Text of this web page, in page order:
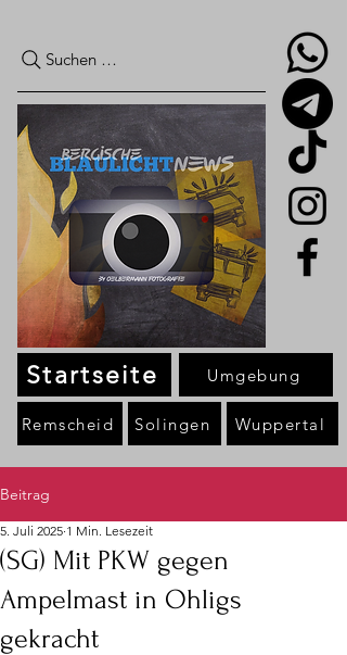
Suchen …
Startseite
Remscheid Solingen Wuppertal
Umgebung
Beitrag
(SG) Mit PKW gegen
Ampelmast in Ohligs
gekracht
5. Juli 2025 1 Min. Lesezeit